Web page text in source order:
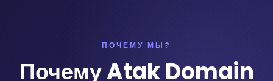
ПОЧЕМУ МЫ?
Почему Atak Domain